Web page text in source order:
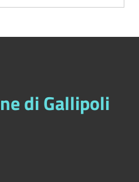
di Gallipoli